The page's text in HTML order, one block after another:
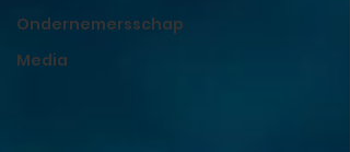
Ondernemersschap
Media